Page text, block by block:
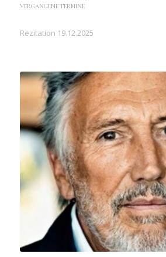
VERGANGENE TERMINE
Rezitation 19.12.2025